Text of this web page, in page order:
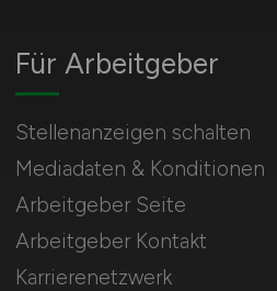
Für Arbeitgeber
Stellenanzeigen schalten
Mediadaten & Konditionen
Arbeitgeber Seite
Arbeitgeber Kontakt
Karrierenetzwerk